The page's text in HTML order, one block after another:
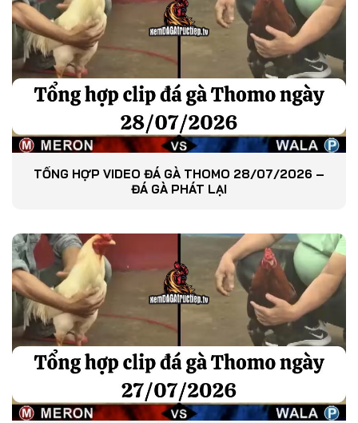
TỔNG HỢP VIDEO ĐÁ GÀ THOMO 28/07/2026 –
ĐÁ GÀ PHÁT LẠI